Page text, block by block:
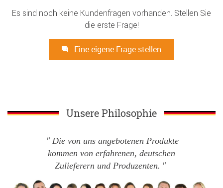
Es sind noch keine Kundenfragen vorhanden. Stellen Sie
die erste Frage!
Eine eigene Frage stellen
Unsere Philosophie
Die von uns angebotenen Produkte
kommen von erfahrenen, deutschen
Zulieferern und Produzenten.